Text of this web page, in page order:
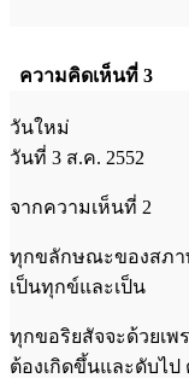
ความคิดเห็นที่ 3
วันใหม่
วันที่ 3 ส.ค. 2552
จากความเห็นที่ 2
ทุกขลักษณะของสภา
เป็นทุกข์และเป็น
ทุกขอริยสัจจะด้วยเพ
ต้องเกิดขึ้นและดับไป